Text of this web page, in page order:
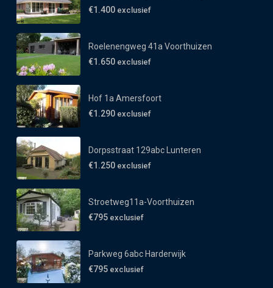
€1.400 exclusief
Roelenengweg 41a Voorthuizen
€1.650 exclusief
Hof 1a Amersfoort
€1.290 exclusief
Dorpsstraat 129abc Lunteren
€1.250 exclusief
Stroetweg11a-Voorthuizen
€795 exclusief
Parkweg 6abc Harderwijk
€795 exclusief